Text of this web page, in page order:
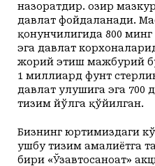
назоратдир. Ҳозир
давлат фойдаланади.
қонунчилигида 800
эга давлат
жорий этиш мажбурий
1 миллиард фунт
давлат улушига эга 700
тизим йўлга қўйилган.
Бизнинг юртимиздаги
ушбу тизим амалиётга
бири «Ўзавтосаноат»